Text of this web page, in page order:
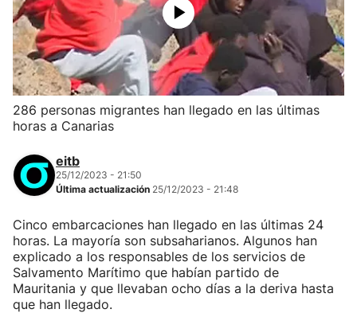
286 personas migrantes han llegado en las últimas
horas a Canarias
eitb
25/12/2023 - 21:50
Última actualización 25/12/2023 - 21:48
Cinco embarcaciones han llegado en las últimas 24
horas. La mayoría son subsaharianos. Algunos han
explicado a los responsables de los servicios de
Salvamento Marítimo que habían partido de
Mauritania y que llevaban ocho días a la deriva hasta
que han llegado.